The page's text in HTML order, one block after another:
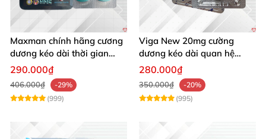
Maxman chính hãng cương
dương kéo dài thời gian
chống xuất tinh sớm hộp 10
290.000₫
406.000₫
-29%
(999)
Viga New 20mg cường
dương kéo dài quan hệ
chống xuất tinh sớm hộp 4
280.000₫
350.000₫
-20%
(995)